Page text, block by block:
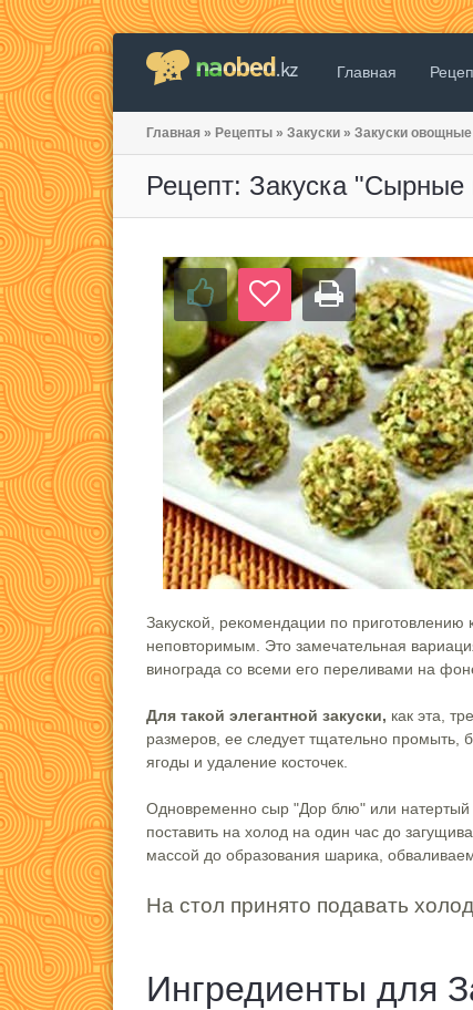
Главная
Главная » Рецепты » Закуски » Закуски овощные
Рецепт: Закуска
Закуской, рекомендации по
неповторимым. Это замечательная
винограда со всеми его переливами на
Для такой элегантной закуски, как эта,
размеров, ее следует тщательно промыть,
ягоды и удаление косточек.
Одновременно сыр "Дор блю" или
поставить на холод на один час до
массой до образования шарика,
На стол принято подавать
Ингредиенты для